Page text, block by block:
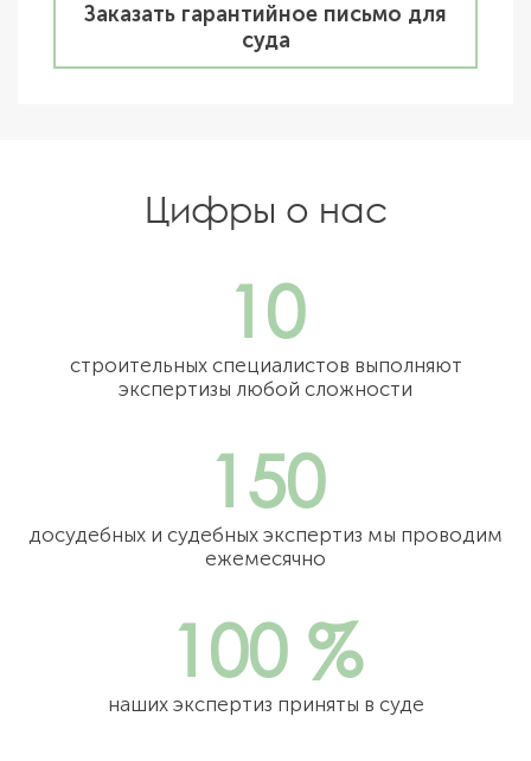
Заказать гарантийное письмо для
суда
Цифры о нас
10
строительных специалистов выполняют
экспертизы любой сложности
150
досудебных и судебных экспертиз мы проводим
ежемесячно
100 %
наших экспертиз приняты в суде